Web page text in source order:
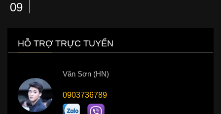
09
HỖ TRỢ TRỰC TUYẾN
Văn Sơn (HN)
0903736789